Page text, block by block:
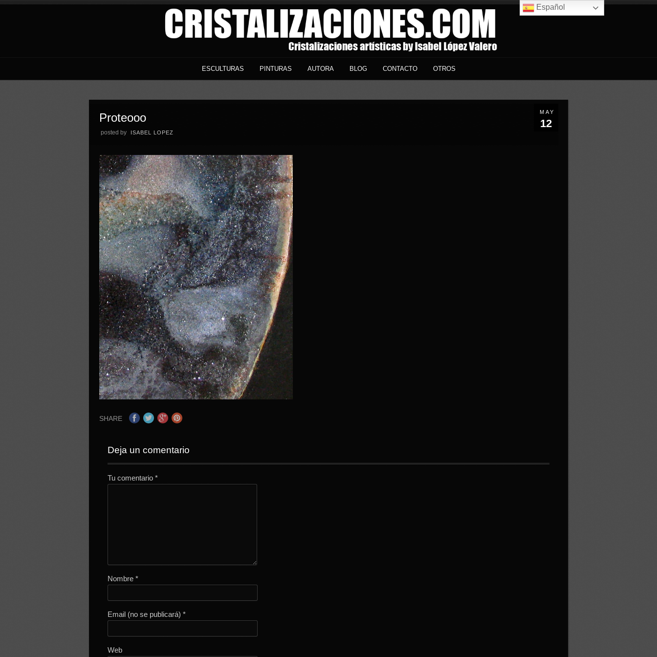
ESCULTURAS PINTURAS AUTORA BLOG CONTACTO OTROS
MAY
12
Proteooo
posted by ISABEL LOPEZ
SHARE
Deja un comentario
Tu comentario*
Nombre*
Email (no se publicará)*
Web
Español